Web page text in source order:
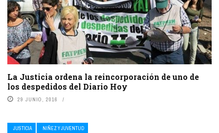
La Justicia ordena la reincorporación de uno de
los despedidos del Diario Hoy
29 JUNIO, 2016
JUSTICIA NIÑEZ Y JUVENTUD